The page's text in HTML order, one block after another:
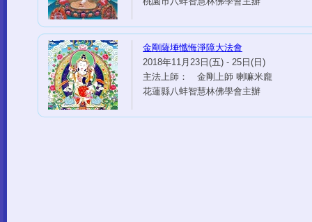
金剛薩埵懺悔淨障大法會
2018年11月23日(五) - 25日(日)
主法上師： 金剛上師 喇嘛米龐
花蓮縣八蚌智慧林佛學會主辦